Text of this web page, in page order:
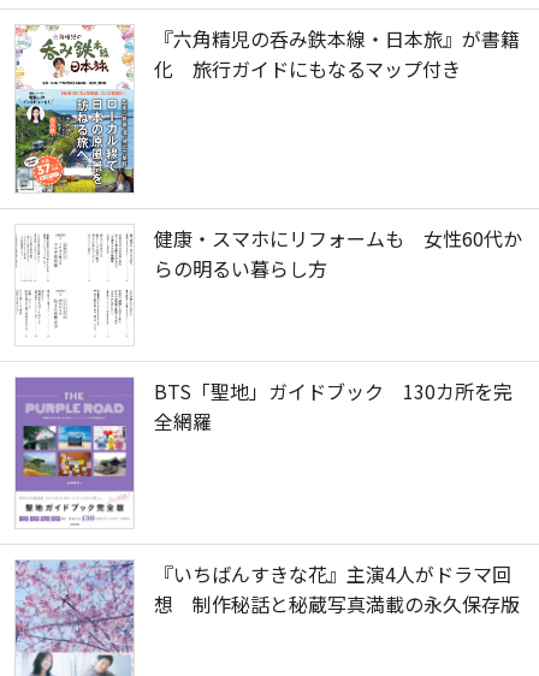
『六角精児の呑み鉄本線・日本旅』が書籍
化 旅行ガイドにもなるマップ付き
健康・スマホにリフォームも 女性60代か
らの明るい暮らし方
BTS「聖地」ガイドブック 130カ所を完
全網羅
『いちばんすきな花』主演4人がドラマ回
想 制作秘話と秘蔵写真満載の永久保存版